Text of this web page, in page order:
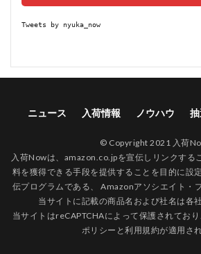
Tweets by nyuka_now
ニュース 入荷情報 ノウハウ
© Copyright 2021 入荷
入荷Nowは、amazon.co.jpを宣伝しリンクする
料を獲得できる手段を提供することを目的に設
伝プログラムである、 Amazonアソシエイト・
当サイトに記載の商品名および社名は各
当サイトはreCAPTCHAによって保護されてお
ポリシー と利用規約が適用さ